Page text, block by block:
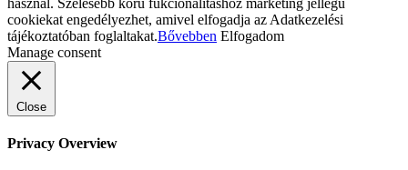
használ. Szélesebb körű fukcionalitáshoz marketing jellegű
cookiekat engedélyezhet, amivel elfogadja az Adatkezelési
tájékoztatóban foglaltakat.Bővebben Elfogadom
Manage consent
Close
Privacy Overview